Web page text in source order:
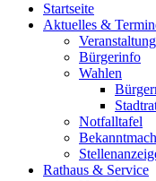
Startseite
Aktuelles &
Bürgerinfo
Wahlen
Notfalltafel
Rathaus & Service